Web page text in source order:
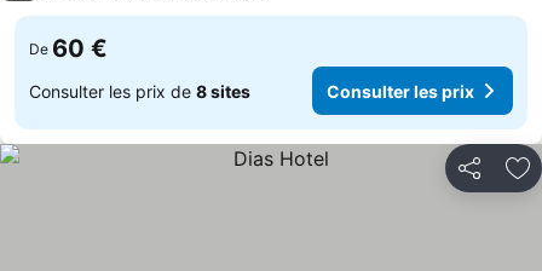
De 60 €
Consulter les prix de 8 sites Consulter les prix
Partager